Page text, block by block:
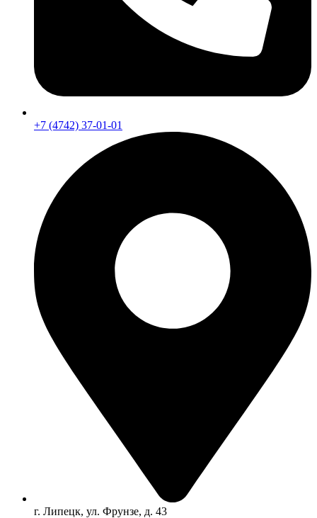
+7 (4742) 37-01-01
г. Липецк, ул. Фрунзе, д. 43